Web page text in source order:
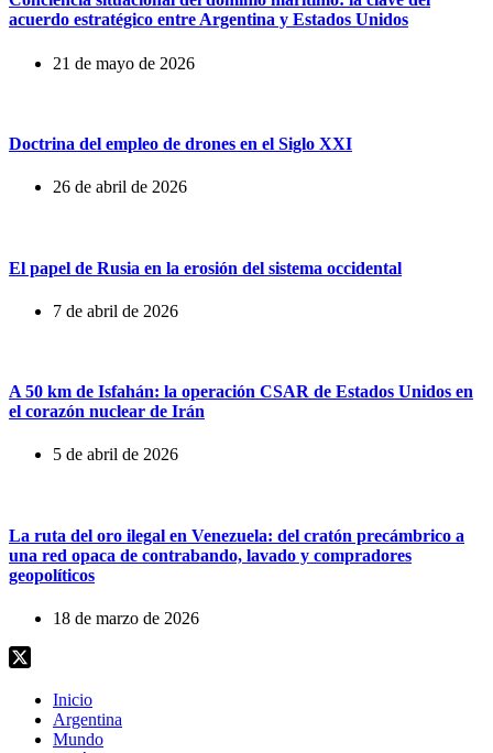
acuerdo estratégico entre Argentina y Estados Unidos
21 de mayo de 2026
Doctrina del empleo de drones en el Siglo XXI
26 de abril de 2026
El papel de Rusia en la erosión del sistema occidental
7 de abril de 2026
A 50 km de Isfahán: la operación CSAR de Estados Unidos en
el corazón nuclear de Irán
5 de abril de 2026
La ruta del oro ilegal en Venezuela: del cratón precámbrico a
una red opaca de contrabando, lavado y compradores
geopolíticos
18 de marzo de 2026
Inicio
Argentina
Mundo